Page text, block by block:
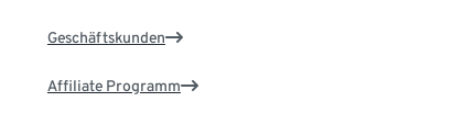
Geschäftskunden
Affiliate Programm